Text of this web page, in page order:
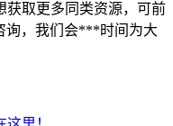
获取更多同类资源，可前
询，我们会***时间为大